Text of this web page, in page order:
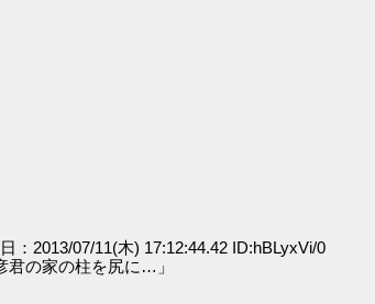
：2013/07/11(木) 17:12:44.42 ID:hBLyxVi/0
の家の柱を尻に…」